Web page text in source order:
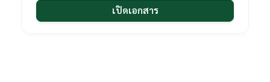
เปิดเอกสาร